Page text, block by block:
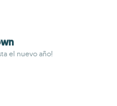
el nuevo año!